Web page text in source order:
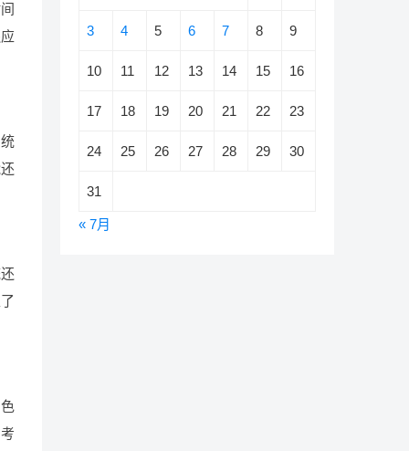
3 4 5 6 7 8 9
10 11 12 13 14 15 16
17 18 19 20 21 22 23
24 25 26 27 28 29 30
31
« 7月